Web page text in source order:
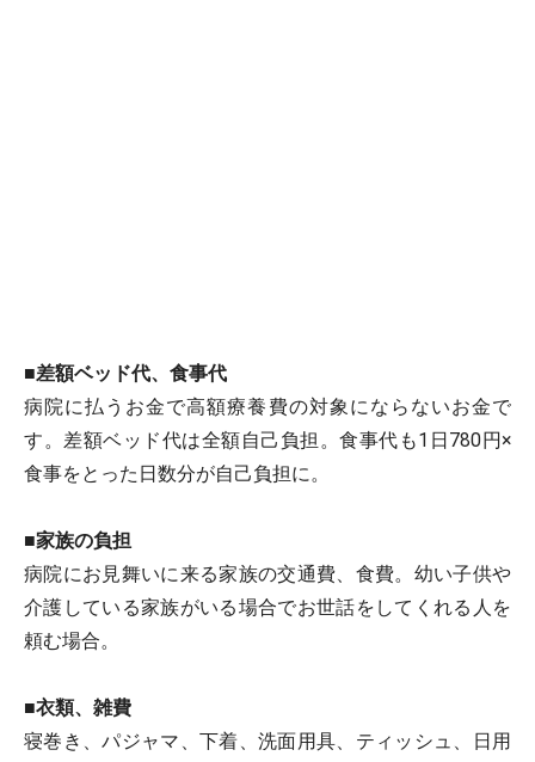
■差額ベッド代、食事代
病院に払うお金で高額療養費の対象にならないお金で
す。差額ベッド代は全額自己負担。食事代も1日780円×
食事をとった日数分が自己負担に。
■家族の負担
病院にお見舞いに来る家族の交通費、食費。幼い子供や
介護している家族がいる場合でお世話をしてくれる人を
頼む場合。
■衣類、雑費
寝巻き、パジャマ、下着、洗面用具、ティッシュ、日用